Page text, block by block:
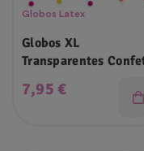
Globos Latex
Globos XL
Transparentes
Precio
7,95 €